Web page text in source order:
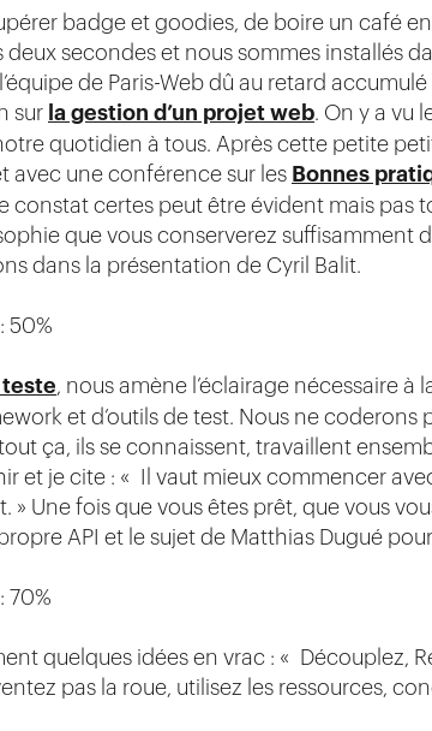
badge et goodies, de boire un café
secondes et nous sommes installés
de Paris-Web dû au retard
sur la gestion d’un projet web. On y a vu
quotidien à tous. Après cette petite
avec une conférence sur lesBonnes
constat certes peut être évident mais pas
que vous conserverez suffisamment
dans la présentation de Cyril Balit.
50%
, nous amène l’éclairage nécessaire
et d’outils de test. Nous ne coderons
ça, ils se connaissent, travaillent
et je cite : « Il vaut mieux commencer
» Une fois que vous êtes prêt, que vous
API et le sujet de Matthias Dugué
70%
quelques idées en vrac : « Découplez,
pas la roue, utilisez les ressources,